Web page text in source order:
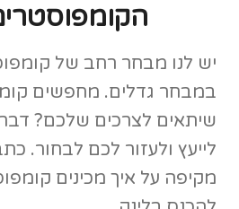
יש לנו מבחר רחב של
במבחר גדלים. מחפשים
שיתאים לצרכים שלכם?
לייעץ ולעזור לכם לבחור.
מקיפה על איך מכינים